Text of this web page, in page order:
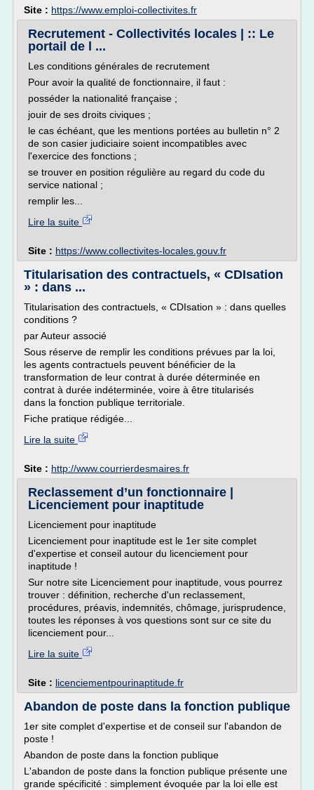
Site : https://www.emploi-collectivites.fr
Recrutement - Collectivités locales | :: Le
portail de l ...
Les conditions générales de recrutement
Pour avoir la qualité de fonctionnaire, il faut :
posséder la nationalité française ;
jouir de ses droits civiques ;
le cas échéant, que les mentions portées au bulletin n° 2
de son casier judiciaire soient incompatibles avec
l'exercice des fonctions ;
se trouver en position régulière au regard du code du
service national ;
remplir les...
Lire la suite
Site : https://www.collectivites-locales.gouv.fr
Titularisation des contractuels, « CDIsation
» : dans ...
Titularisation des contractuels, « CDIsation » : dans quelles
conditions ?
par Auteur associé
Sous réserve de remplir les conditions prévues par la loi,
les agents contractuels peuvent bénéficier de la
transformation de leur contrat à durée déterminée en
contrat à durée indéterminée, voire à être titularisés
dans la fonction publique territoriale.
Fiche pratique rédigée...
Lire la suite
Site : http://www.courrierdesmaires.fr
Reclassement d’un fonctionnaire |
Licenciement pour inaptitude
Licenciement pour inaptitude
Licenciement pour inaptitude est le 1er site complet
d'expertise et conseil autour du licenciement pour
inaptitude !
Sur notre site Licenciement pour inaptitude, vous pourrez
trouver : définition, recherche d'un reclassement,
procédures, préavis, indemnités, chômage, jurisprudence,
toutes les réponses à vos questions sont sur ce site du
licenciement pour...
Lire la suite
Site : licenciementpourinaptitude.fr
Abandon de poste dans la fonction publique
1er site complet d'expertise et de conseil sur l'abandon de
poste !
Abandon de poste dans la fonction publique
L'abandon de poste dans la fonction publique présente une
grande spécificité : simplement évoquée par la loi elle est